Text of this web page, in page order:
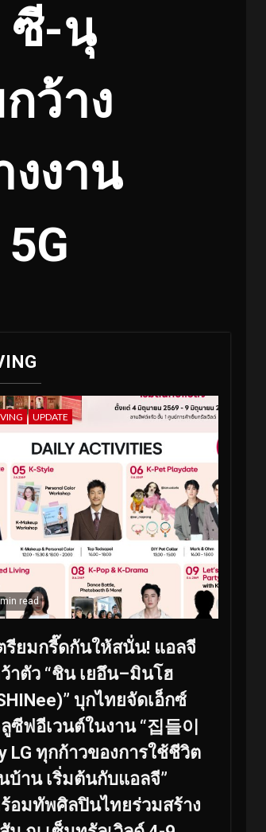
ซี-นุ
ว้าง
งาน
UPDATE
read
รียมกรี๊ดกันให้สนั่น! แอลจี
าตัว “ชิน เยอึน–มินโฮ
บุกไทยจัดเอ็กซ์
ซีฟอีเวนต์ในงาน “집들이
LG ทุกก้าวของการใช้ชีวิต
บ้าน เริ่มต้นกับแอลจี”
อมทัพศิลปินไทยร่วมสร้าง